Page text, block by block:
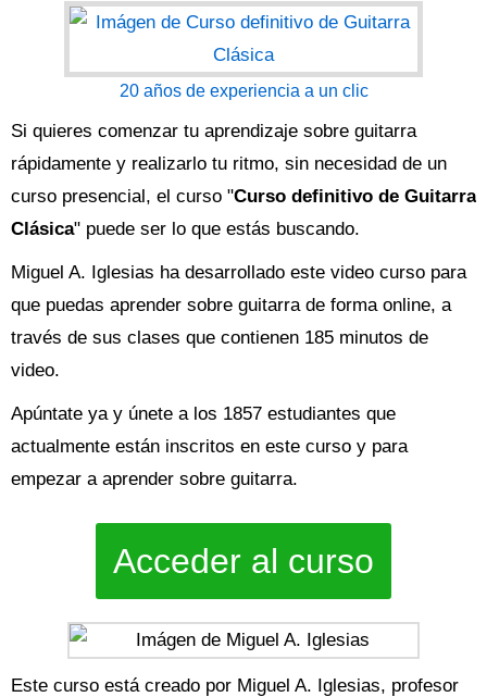
20 años de experiencia a un clic
Si quieres comenzar tu aprendizaje sobre guitarra
rápidamente y realizarlo tu ritmo, sin necesidad de un
curso presencial, el curso "Curso definitivo de Guitarra
Clásica" puede ser lo que estás buscando.
Miguel A. Iglesias ha desarrollado este video curso para
que puedas aprender sobre guitarra de forma online, a
través de sus clases que contienen 185 minutos de
video.
Apúntate ya y únete a los 1857 estudiantes que
actualmente están inscritos en este curso y para
empezar a aprender sobre guitarra.
Acceder al curso
Este curso está creado por Miguel A. Iglesias, profesor